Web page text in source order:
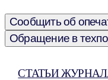
Сообщить об
Обращение в
СТАТЬИ